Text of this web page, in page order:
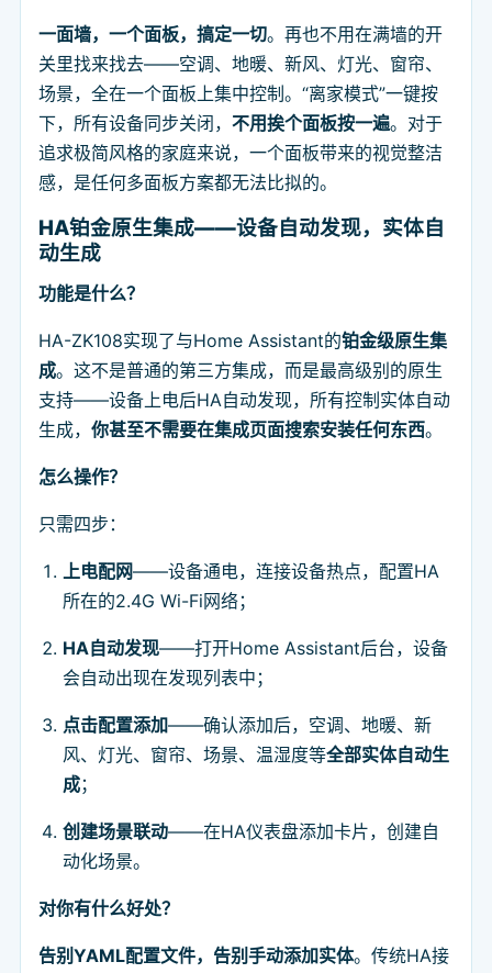
一面墙，一个面板，搞定一切。再也不用在满墙的开
关里找来找去——空调、地暖、新风、灯光、窗帘、
场景，全在一个面板上集中控制。“离家模式”一键按
下，所有设备同步关闭， 不用挨个面板按一遍。对于
追求极简风格的家庭来说，一个面板带来的视觉整洁
感，是任何多面板方案都无法比拟的。
HA铂金原生集成——设备自动发现，实体自
动生成
功能是什么？
HA-ZK108实现了与Home Assistant的铂金级原生集
成。这不是普通的第三方集成，而是最高级别的原生
支持——设备上电后HA自动发现，所有控制实体自动
生成， 你甚至不需要在集成页面搜索安装任何东西。
怎么操作？
只需四步：
上电配网——设备通电，连接设备热点，配置HA
所在的2.4G Wi-Fi网络；
HA自动发现——打开Home Assistant后台，设备
会自动出现在发现列表中；
点击配置添加——确认添加后，空调、地暖、新
风、灯光、窗帘、场景、温湿度等全部实体自动生
成；
创建场景联动——在HA仪表盘添加卡片，创建自
动化场景。
对你有什么好处？
告别YAML配置文件，告别手动添加实体。传统HA接